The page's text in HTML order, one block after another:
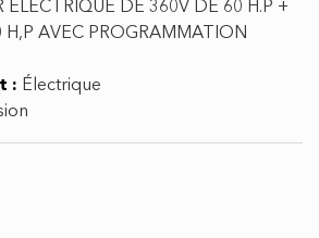
DES MAINTENANT ***
HAUT DE GAMME VE /
MX / ENDURO / CROSS / DIRT
ROUTE / CROSS COUNTRY /
/ FLAMBANT NEUF TOUT
LA BOITE + GARANTIE COMPLETE